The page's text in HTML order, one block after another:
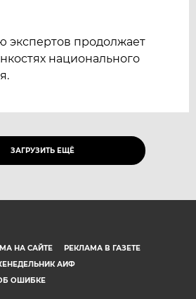
экспертов продолжает
национального
ЗАГРУЗИТЬ ЕЩЁ
НА САЙТЕ
РЕКЛАМА В ГАЗЕТЕ
АИФ
ОШИБКЕ